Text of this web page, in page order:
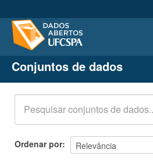
Conjuntos de dados
Organizações
Grupos
Sobre
Conjuntos de dados
Ordenar por